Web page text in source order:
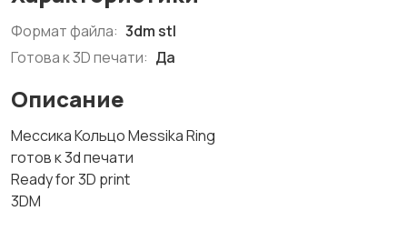
Формат файла: 3dm stl
Готова к 3D печати: Да
Описание
Мессика Кольцо Messika Ring
готов к 3d печати
Ready for 3D print
3DM